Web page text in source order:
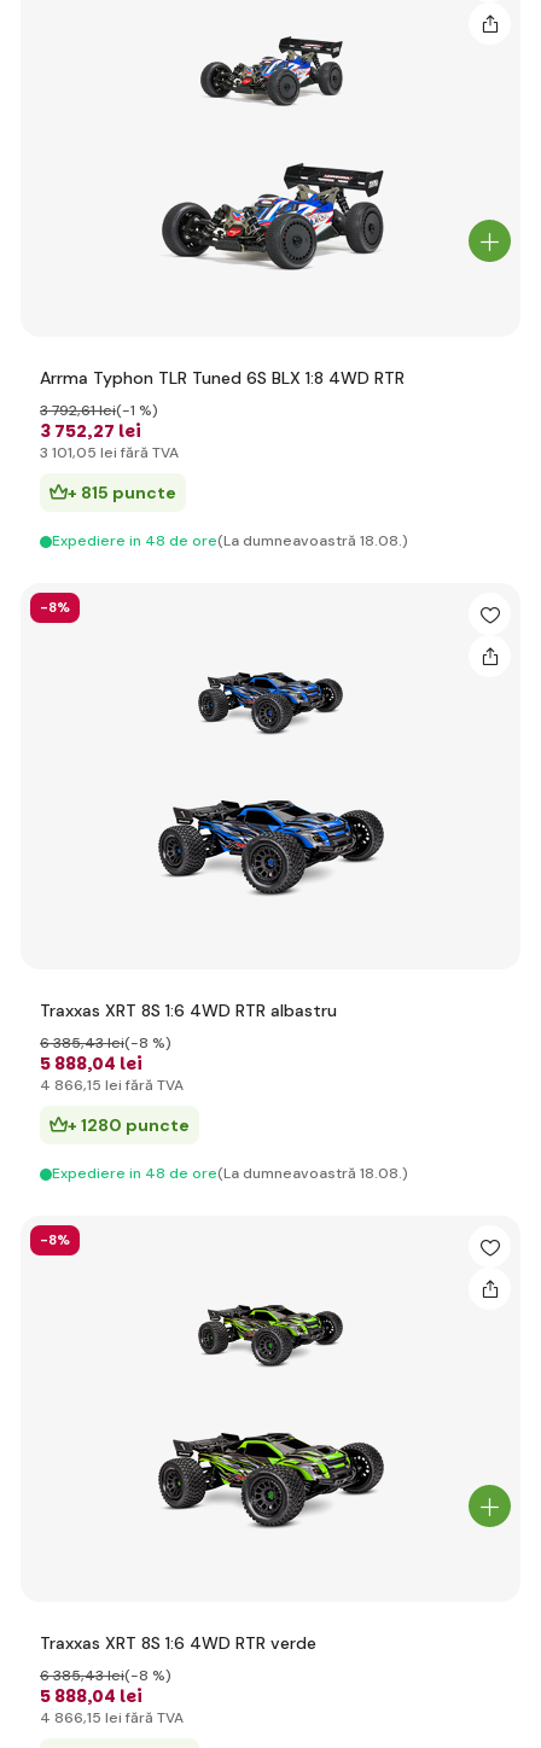
Arrma Typhon TLR Tuned 6S BLX 1:8 4WD RTR
3 752,27 lei
3 792,61 lei(-1 %)
3 101,05 lei fără TVA
+ 815 puncte
Expediere in 48 de ore(La dumneavoastră 18.08.)
-8%
Traxxas XRT 8S 1:6 4WD RTR albastru
5 888,04 lei
6 385,43 lei(-8 %)
4 866,15 lei fără TVA
+ 1280 puncte
Expediere in 48 de ore(La dumneavoastră 18.08.)
-8%
Traxxas XRT 8S 1:6 4WD RTR verde
5 888,04 lei
6 385,43 lei(-8 %)
4 866,15 lei fără TVA